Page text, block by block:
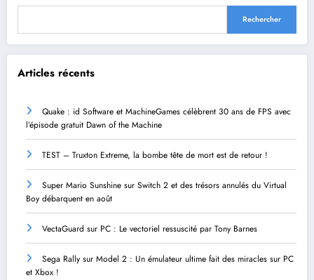
Rechercher
Articles récents
Quake : id Software et MachineGames célèbrent 30 ans de FPS avec
l’épisode gratuit Dawn of the Machine
TEST – Truxton Extreme, la bombe tête de mort est de retour !
Super Mario Sunshine sur Switch 2 et des trésors annulés du Virtual
Boy débarquent en août
VectaGuard sur PC : Le vectoriel ressuscité par Tony Barnes
Sega Rally sur Model 2 : Un émulateur ultime fait des miracles sur PC
et Xbox !